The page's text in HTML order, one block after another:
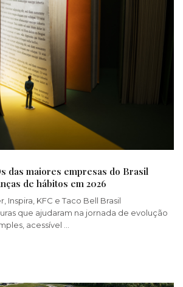
das maiores empresas do Brasil
de hábitos em 2026
Inspira, KFC e Taco Bell Brasil
que ajudaram na jornada de evolução
acessível …